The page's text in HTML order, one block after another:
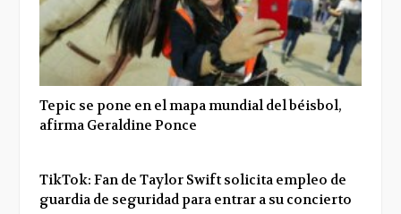
Tepic se pone en el mapa mundial del béisbol,
afirma Geraldine Ponce
TikTok: Fan de Taylor Swift solicita empleo de
guardia de seguridad para entrar a su concierto